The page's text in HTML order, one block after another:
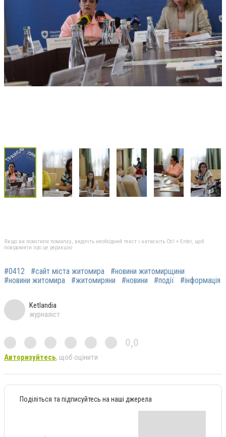
Якщо ви помітили помилку, виділіть необхідний текст і натисніть Ctrl + Enter, щоб
повідомити про це редакцію
#0412 #сайт міста житомира
#новини житомирщини
#новини житомира
#житомиряни #новини #події #інформація
Ketlandia
журналіст
0,0
Авторизуйтесь, щоб оцінити
Поділіться та підписуйтесь на наші джерела